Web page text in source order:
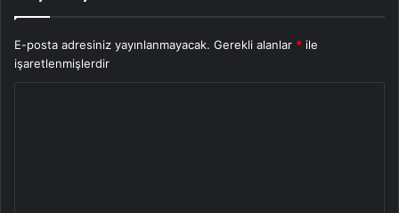
E-posta adresiniz yayınlanmayacak. Gerekli alanlar * ile
işaretlenmişlerdir